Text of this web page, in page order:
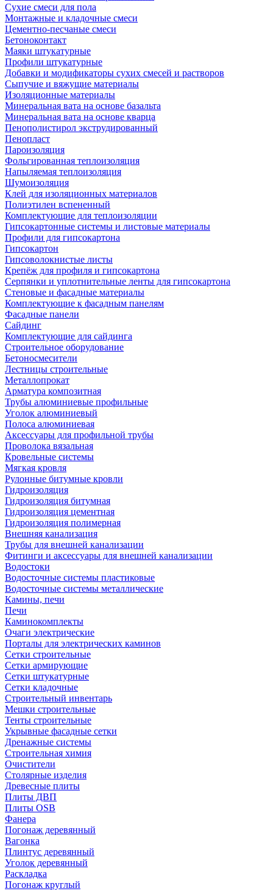
Сухие смеси для пола
Монтажные и кладочные смеси
Цементно-песчаные смеси
Бетоноконтакт
Маяки штукатурные
Профили штукатурные
Добавки и модификаторы сухих смесей и растворов
Сыпучие и вяжущие материалы
Изоляционные материалы
Минеральная вата на основе базальта
Минеральная вата на основе кварца
Пенополистирол экструдированный
Пенопласт
Пароизоляция
Фольгированная теплоизоляция
Напыляемая теплоизоляция
Шумоизоляция
Клей для изоляционных материалов
Полиэтилен вспененный
Комплектующие для теплоизоляции
Гипсокартонные системы и листовые материалы
Профили для гипсокартона
Гипсокартон
Гипсоволокнистые листы
Крепёж для профиля и гипсокартона
Серпянки и уплотнительные ленты для гипсокартона
Стеновые и фасадные материалы
Комплектующие к фасадным панелям
Фасадные панели
Сайдинг
Комплектующие для сайдинга
Строительное оборудование
Бетоносмесители
Лестницы строительные
Металлопрокат
Арматура композитная
Трубы алюминиевые профильные
Уголок алюминиевый
Полоса алюминиевая
Аксессуары для профильной трубы
Проволока вязальная
Кровельные системы
Мягкая кровля
Рулонные битумные кровли
Гидроизоляция
Гидроизоляция битумная
Гидроизоляция цементная
Гидроизоляция полимерная
Внешняя канализация
Трубы для внешней канализации
Фитинги и аксессуары для внешней канализации
Водостоки
Водосточные системы пластиковые
Водосточные системы металлические
Камины, печи
Печи
Каминокомплекты
Очаги электрические
Порталы для электрических каминов
Сетки строительные
Сетки армирующие
Сетки штукатурные
Сетки кладочные
Строительный инвентарь
Мешки строительные
Тенты строительные
Укрывные фасадные сетки
Дренажные системы
Строительная химия
Очистители
Столярные изделия
Древесные плиты
Плиты ДВП
Плиты OSB
Фанера
Погонаж деревянный
Вагонка
Плинтус деревянный
Уголок деревянный
Раскладка
Погонаж круглый